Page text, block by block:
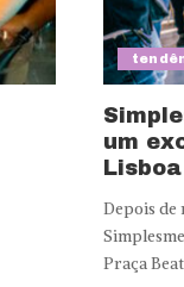
um
Depois de
Praça